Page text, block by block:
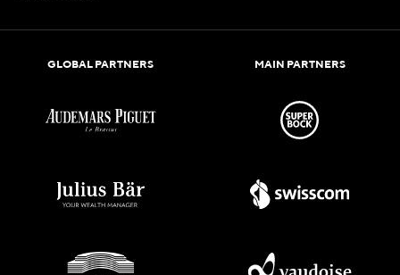
GLOBAL PARTNERS MAIN PARTNERS